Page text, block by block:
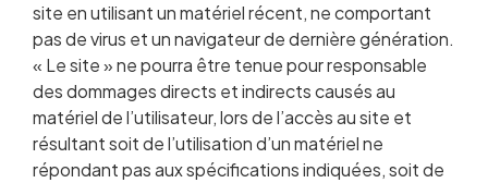
site en utilisant un matériel récent, ne comportant
pas de virus et un navigateur de dernière génération.
« Le site » ne pourra être tenue pour responsable
des dommages directs et indirects causés au
matériel de l’utilisateur, lors de l’accès au site et
résultant soit de l’utilisation d’un matériel ne
répondant pas aux spécifications indiquées, soit de